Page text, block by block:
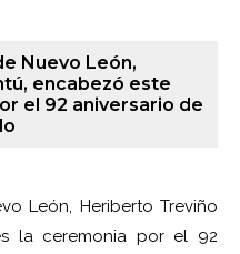
Nuevo León,
encabezó este
el 92 aniversario de
León, Heriberto Treviño
la ceremonia por el 92